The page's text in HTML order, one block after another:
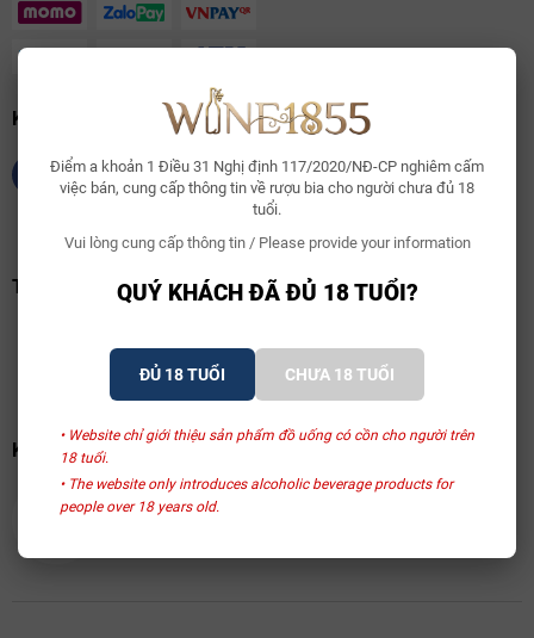
Điểm a khoản 1 Điều 31 Nghị định 117/2020/NĐ-CP nghiêm cấm
việc bán, cung cấp thông tin về rượu bia cho người chưa đủ 18
tuổi.
Vui lòng cung cấp thông tin / Please provide your information
QUÝ KHÁCH ĐÃ ĐỦ 18 TUỔI?
ĐỦ 18 TUỔI CHƯA 18 TUỔI
• Website chỉ giới thiệu sản phẩm đồ uống có cồn cho người trên
18 tuổi.
• The website only introduces alcoholic beverage products for
people over 18 years old.
KẾT NỐI CHÚNG TÔI
TRANG VÀNG VIỆT NAM
KHAI BÁO BỘ CỘNG THƯƠNG